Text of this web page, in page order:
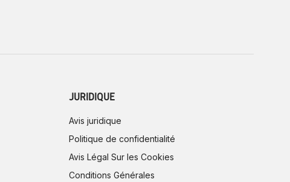
JURIDIQUE
Avis juridique
Politique de confidentialité
Avis Légal Sur les Cookies
Conditions Générales